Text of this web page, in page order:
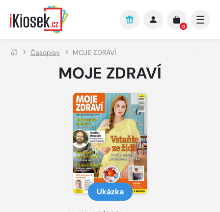
Přejít na hlavní obsah
0
Časopisy MOJE ZDRAVÍ
MOJE ZDRAVÍ
Ukázka